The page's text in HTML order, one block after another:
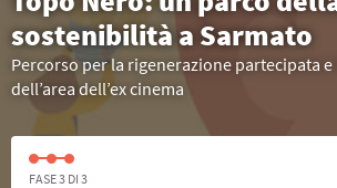
sostenibilità a Sarmato
Percorso per la rigenerazione partecipata e
dell’area dell’ex cinema
FASE 3 DI 3